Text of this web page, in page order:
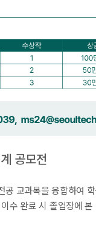
공모전
교과목을 융합하여
수 완료 시 졸업장에